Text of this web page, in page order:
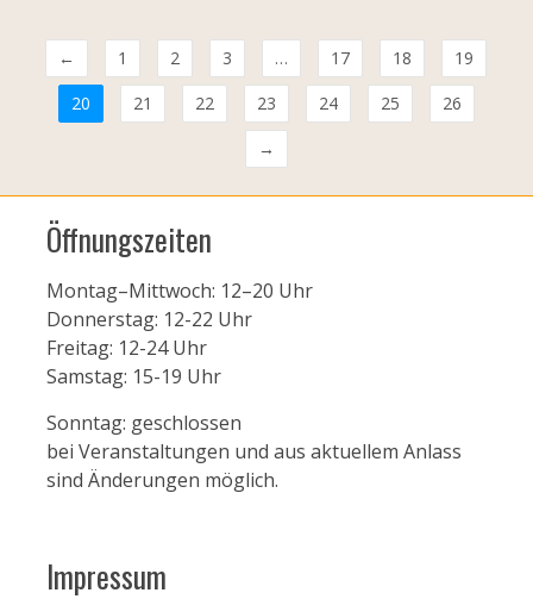
← 1 2 3 … 17 18
19
20
21 22 23 24 25
26
→
Öffnungszeiten
Montag–Mittwoch: 12–20 Uhr
Donnerstag: 12-22 Uhr
Freitag: 12-24 Uhr
Samstag: 15-19 Uhr
Sonntag: geschlossen
bei Veranstaltungen und aus aktuellem Anlass
sind Änderungen möglich.
Impressum